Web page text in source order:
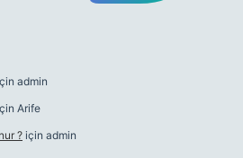
admin
Arife
? için admin